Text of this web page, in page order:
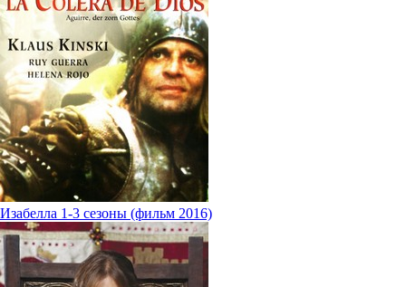
Изабелла 1-3 сезоны (фильм 2016)